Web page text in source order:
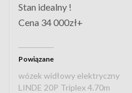
Stan idealny !
Cena 34 000zł+
Powiązane
wózek widłowy elektryczny
LINDE 20P Triplex 4.70m